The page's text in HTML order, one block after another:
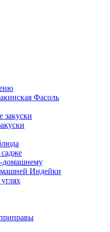
Фасоль
закуски
домашнему
Индейки